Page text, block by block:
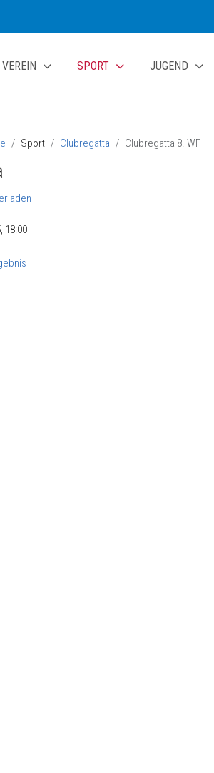
VEREIN SPORT JUGEND
Sport Clubregatta Clubregatta 8. WF
18:00